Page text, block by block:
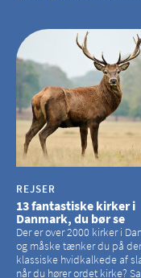
REJSER
13 fantastiske kirker i
Danmark, du bør se
Der er over 2000 kirker i
og måske tænker du på
klassiske hvidkalkede af
når du hører ordet kirke?